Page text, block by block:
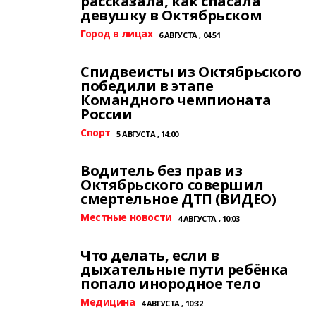
девушку в Октябрьском
Город в лицах 6 АВГУСТА , 04:51
Спидвеисты из Октябрьского
победили в этапе
Командного чемпионата
России
Спорт 5 АВГУСТА , 14:00
Водитель без прав из
Октябрьского совершил
смертельное ДТП (ВИДЕО)
Местные новости 4 АВГУСТА , 10:03
Что делать, если в
дыхательные пути ребёнка
попало инородное тело
Медицина 4 АВГУСТА , 10:32